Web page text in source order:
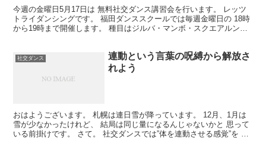
今週の金曜日5月17日は 無料社交ダンス講習会を行います。 レッツ
トライダンシングです。 福田ダンススクールでは毎週金曜日の 18時
から19時まで開催します。 種目はジルバ・マンボ・スクエアルン
社交ダンス
連動という言葉の呪縛から解放さ
れよう
おはようございます。 札幌は連日雪が降っています。 12月、1月は
雪が少なかったけれど、 結局は同じ量になるんじゃないかと 思って
いる前掛けです。 さて。 社交ダンスでは”体を連動させる感覚”を 使